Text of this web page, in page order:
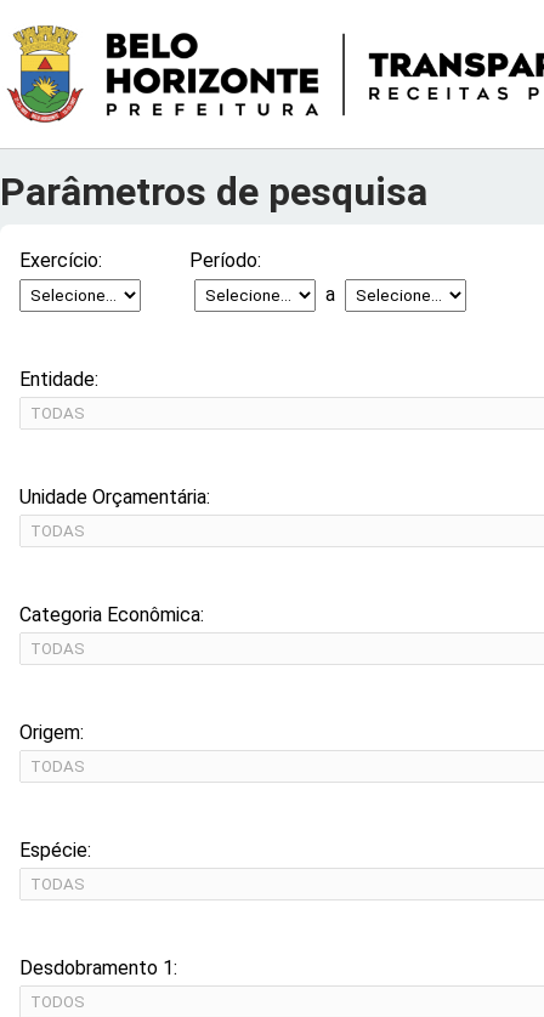
Parâmetros de pesquisa
Exercício: Período:
a
Entidade:
Unidade Orçamentária:
Categoria Econômica:
Origem:
Espécie:
Desdobramento 1: